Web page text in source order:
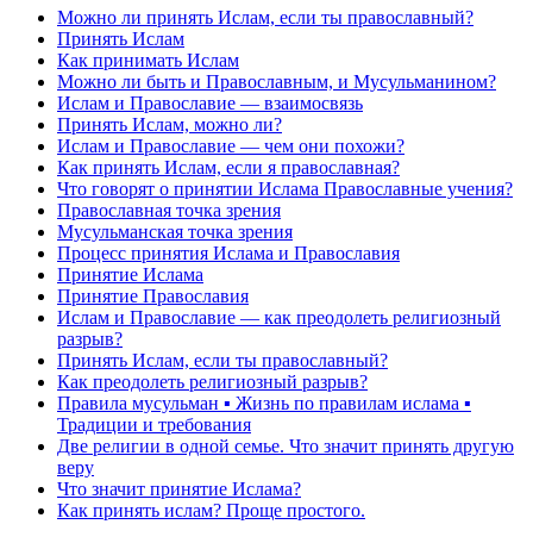
Можно ли принять Ислам, если ты православный?
Принять Ислам
Как принимать Ислам
Можно ли быть и Православным, и Мусульманином?
Ислам и Православие — взаимосвязь
Принять Ислам, можно ли?
Ислам и Православие — чем они похожи?
Как принять Ислам, если я православная?
Что говорят о принятии Ислама Православные учения?
Православная точка зрения
Мусульманская точка зрения
Процесс принятия Ислама и Православия
Принятие Ислама
Принятие Православия
Ислам и Православие — как преодолеть религиозный
разрыв?
Принять Ислам, если ты православный?
Как преодолеть религиозный разрыв?
Правила мусульман ▪ Жизнь по правилам ислама ▪
Традиции и требования
Две религии в одной семье. Что значит принять другую
веру
Что значит принятие Ислама?
Как принять ислам? Проще простого.